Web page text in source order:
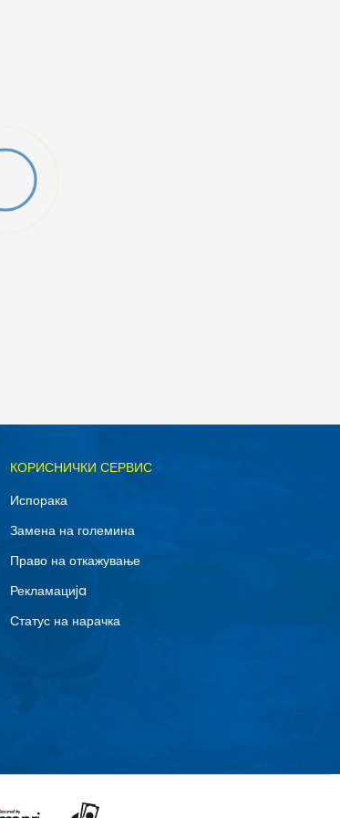
КОРИСНИЧКИ СЕРВИС
Испорака
Замена на големина
Право на откажување
Рекламациja
Статус на нарачка